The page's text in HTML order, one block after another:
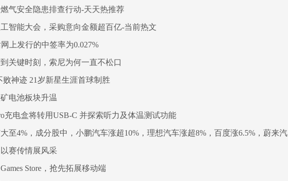
气安全隐患排查行动-天天热推荐
智能大会，采购意向金额超百亿-当前热文
上发行的中签率为0.027%
关键时刻，索尼为何一直不松口
神迹 21岁新星生涯首球制胜
电池板块升温
充电盒将转用USB-C 并探索听力及体温测试功能
至4%，成分股中，小鹏汽车涨超10%，理想汽车涨超8%，百度涨6.5%，蔚来汽
赛传情展风采
Store，抢先拓展移动端